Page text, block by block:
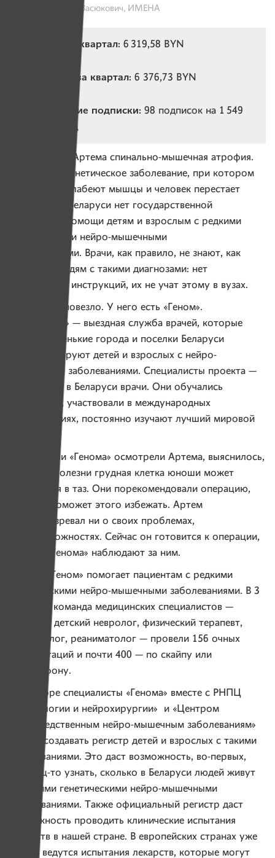
Фото: Александр Васюкович, ИМЕНА
Собрано за квартал: 6 319,58 BYN
Потрачено за квартал: 6 376,73 BYN
Действующие подписки: 98 подписок на 1 549
BYN в месяц
У 18-летнего Артема спинально-мышечная атрофия.
Это редкое генетическое заболевание, при котором
постепенно слабеют мышцы и человек перестает
двигаться. В Беларуси нет государственной
программы помощи детям и взрослым с редкими
генетическими нейро-мышечными
заболеваниями. Врачи, как правило, не знают, как
помогать людям с такими диагнозами: нет
протоколов, инструкций, их не учат этому в вузах.
Но Артему повезло. У него есть «Геном».
А у «Генома» — выездная служба врачей, которые
ездят в маленькие города и поселки Беларуси
и консультируют детей и взрослых с нейро-
мышечными заболеваниями. Специалисты проекта —
уникальные в Беларуси врачи. Они обучались
зарубежом, участвовали в международных
конференциях, постоянно изучают лучший мировой
Когда врачи «Генома» осмотрели Артема, выяснилось,
что из-за болезни грудная клетка юноши может
опуститься в таз. Они порекомендовали операцию,
которая поможет этого избежать. Артем
и не подозревал ни о своих проблемах,
ни о возможностях. Сейчас он готовится к операции,
а врачи «Генома» наблюдают за ним.
Проект «Геном» помогает пациентам с редкими
генетическими нейро-мышечными заболеваниями. В 3
квартале команда медицинских специалистов —
ортопед, детский невролог, физический терапевт,
нутрицолог, реаниматолог — провели 156 очных
консультаций и почти 400 — по скайпу или
по телефону.
В сентябре специалисты «Генома» вместе с РНПЦ
«Неврологии и нейрохирургии» и «Центром
по наследственным нейро-мышечным заболеваниям»
начали создавать регистр детей и взрослых с такими
заболеваниями. Это даст возможность, во-первых,
наконец-то узнать, сколько в Беларуси людей живут
с редкими генетическими нейро-мышечными
заболеваниями. Также официальный регистр даст
возможность проводить клинические испытания
лекарств в нашей стране. В европейских странах уже
сейчас ведутся испытания лекарств, которые могут